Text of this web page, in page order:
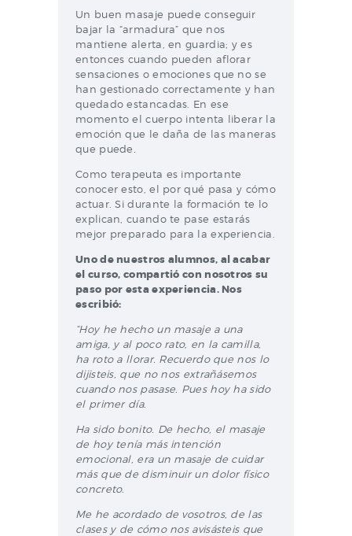
Un buen masaje puede conseguir
bajar la “armadura” que nos
mantiene alerta, en guardia; y es
entonces cuando pueden aflorar
sensaciones o emociones que no se
han gestionado correctamente y han
quedado estancadas. En ese
momento el cuerpo intenta liberar la
emoción que le daña de las maneras
que puede.
Como terapeuta es importante
conocer esto, el por qué pasa y cómo
actuar. Si durante la formación te lo
explican, cuando te pase estarás
mejor preparado para la experiencia.
Uno de nuestros alumnos, al acabar
el curso, compartió con nosotros su
paso por esta experiencia. Nos
escribió:
“Hoy he hecho un masaje a una
amiga, y al poco rato, en la camilla,
ha roto a llorar. Recuerdo que nos lo
dijisteis, que no nos extrañásemos
cuando nos pasase. Pues hoy ha sido
el primer día.
Ha sido bonito. De hecho, el masaje
de hoy tenía más intención
emocional, era un masaje de cuidar
más que de disminuir un dolor físico
concreto.
Me he acordado de vosotros, de las
clases y de cómo nos avisásteis que